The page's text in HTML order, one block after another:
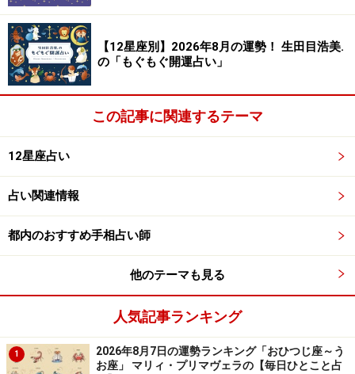
【12星座別】2026年8月の運勢！ 生田目浩美.
の「もぐもぐ開運占い」
この記事に関連するテーマ
12星座占い
占い関連情報
都内のおすすめ手相占い師
他のテーマも見る
人気記事ランキング
1
2026年8月7日の運勢ランキング「おひつじ座～う
お座」 マリィ・プリマヴェラの【毎日ひとこと占